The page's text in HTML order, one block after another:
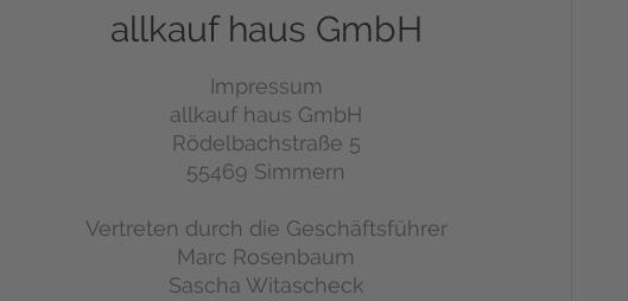
allkauf haus GmbH
Impressum
allkauf haus GmbH
Rödelbachstraße 5
55469 Simmern
Vertreten durch die Geschäftsführer
Marc Rosenbaum
Sascha Witascheck